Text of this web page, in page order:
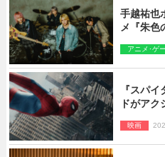
手越祐也
メ『朱色
アニメ･ゲ
『スパ
ドがア
映画